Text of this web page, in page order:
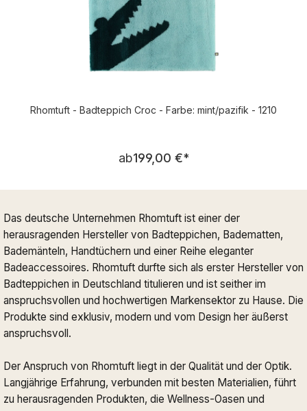
Rhomtuft - Badteppich Croc - Farbe: mint/pazifik - 1210
Regulärer Preis:
ab199,00 €*
Das deutsche Unternehmen Rhomtuft ist einer der
herausragenden Hersteller von Badteppichen, Badematten,
Bademänteln, Handtüchern und einer Reihe eleganter
Badeaccessoires. Rhomtuft durfte sich als erster Hersteller von
Badteppichen in Deutschland titulieren und ist seither im
anspruchsvollen und hochwertigen Markensektor zu Hause. Die
Produkte sind exklusiv, modern und vom Design her äußerst
anspruchsvoll.
Der Anspruch von Rhomtuft liegt in der Qualität und der Optik.
Langjährige Erfahrung, verbunden mit besten Materialien, führt
zu herausragenden Produkten, die Wellness-Oasen und